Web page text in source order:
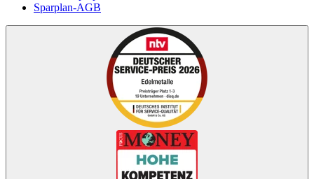
Sparplan-AGB